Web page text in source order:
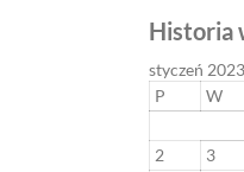
Historia
styczeń 2023
P
W
2
3